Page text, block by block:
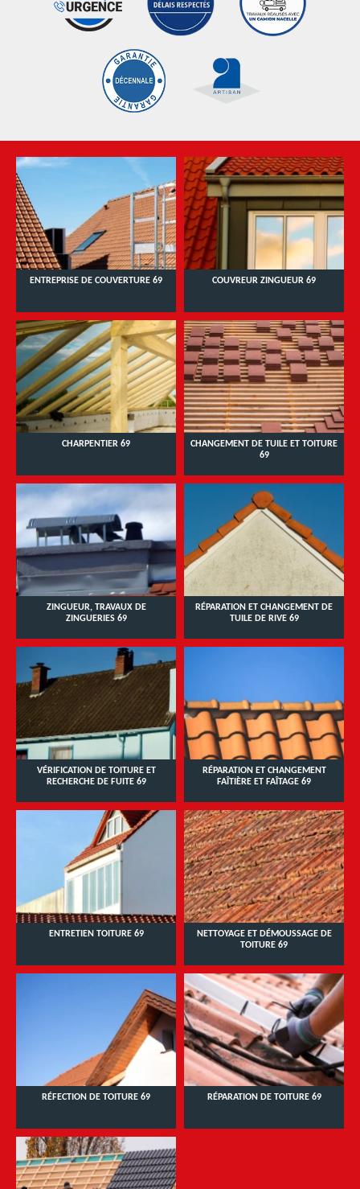
ENTREPRISE DE COUVERTURE 69 COUVREUR ZINGUEUR 69
CHARPENTIER 69
CHANGEMENT DE TUILE ET TOITURE
69
ZINGUEUR, TRAVAUX DE
ZINGUERIES 69
RÉPARATION ET CHANGEMENT DE
TUILE DE RIVE 69
VÉRIFICATION DE TOITURE ET
RECHERCHE DE FUITE 69
RÉPARATION ET CHANGEMENT
FAÎTIÈRE ET FAÎTAGE 69
ENTRETIEN TOITURE 69
NETTOYAGE ET DÉMOUSSAGE DE
TOITURE 69
RÉFECTION DE TOITURE 69 RÉPARATION DE TOITURE 69